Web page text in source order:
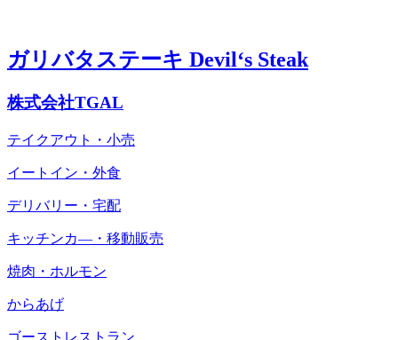
ガリバタステーキ Devil‘s Steak
株式会社TGAL
テイクアウト・小売
イートイン・外食
デリバリー・宅配
キッチンカ―・移動販売
焼肉・ホルモン
からあげ
ゴーストレストラン